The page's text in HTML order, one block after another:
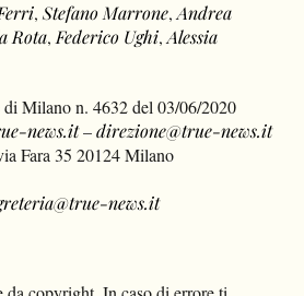
,Stefano Marrone,Andrea
Rota, Federico Ughi,Alessia
Milano n. 4632 del 03/06/2020
news.it–direzione@true-news.it
Fara 35 20124 Milano
news.it